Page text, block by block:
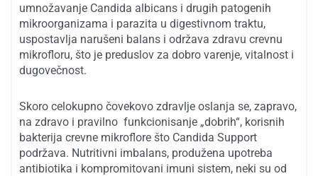
umnožavanje Candida albicans i drugih patogenih
mikroorganizama i parazita u digestivnom traktu,
uspostavlja narušeni balans i održava zdravu crevnu
mikrofloru, što je preduslov za dobro varenje, vitalnost i
dugovečnost.
Skoro celokupno čovekovo zdravlje oslanja se, zapravo,
na zdravo i pravilno funkcionisanje „dobrih“, korisnih
bakterija crevne mikroflore što Candida Support
podržava. Nutritivni imbalans, produžena upotreba
antibiotika i kompromitovani imuni sistem, neki su od